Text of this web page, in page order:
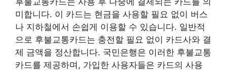
미합니다. 이 카드는 현금을 사용할 필요 없이 버스
나 지하철에서 손쉽게 이용할 수 있습니다. 일반적
으로 후불교통카드는 충전할 필요 없이 카드사와 결
제 금액을 정산합니다. 국민은행은 이러한 후불교통
카드를 제공하며, 가입한 사용자들은 카드의 사용